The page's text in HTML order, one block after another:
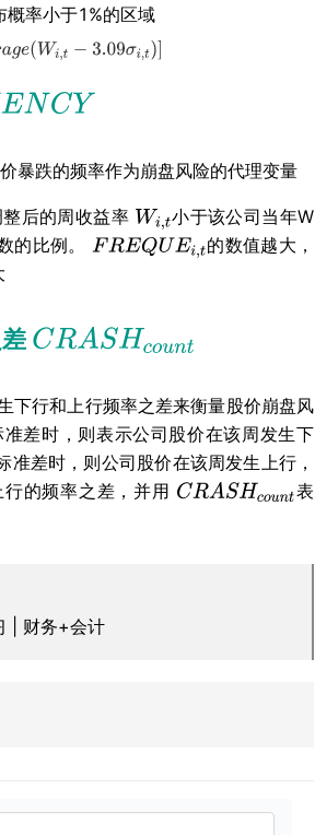
概率小于1%的区域
暴跌的频率作为崩盘风险的代理变量
后的周收益率
小于该公司当年W
的比例。
的数值越大，
下行和上行频率之差来衡量股价崩盘风
差时，则表示公司股价在该周发生下
差时，则公司股价在该周发生上行，
的频率之差，并用
表
| 财务+会计